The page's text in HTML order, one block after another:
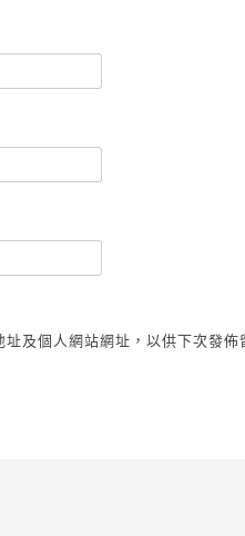
及個人網站網址，以供下次發佈